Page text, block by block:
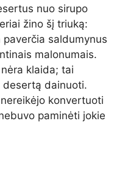
nuo sirupo
žino šį triuką:
paverčia saldumynus
malonumais.
klaida; tai
desertą dainuoti.
konvertuoti
paminėti jokie